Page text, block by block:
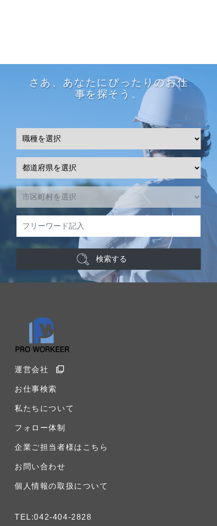
さあ、あなたにぴったりのお仕
事を探そう。
検索する
運営会社
お仕事検索
私たちについて
フォロー体制
企業ご担当者様はこちら
お問い合わせ
個人情報の取扱について
TEL:042-404-2828